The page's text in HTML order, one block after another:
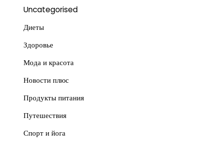
Uncategorised
Диеты
Здоровье
Мода и красота
Новости плюс
Продукты питания
Путешествия
Спорт и йога